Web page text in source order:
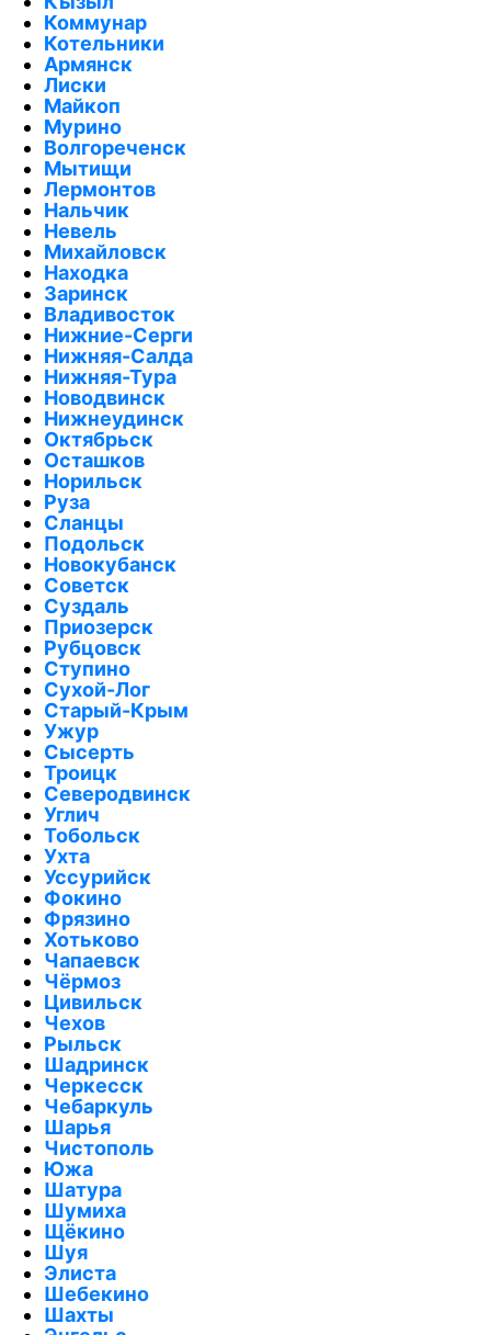
Коммунар
Котельники
Армянск
Лиски
Майкоп
Мурино
Волгореченск
Мытищи
Лермонтов
Нальчик
Невель
Михайловск
Находка
Заринск
Владивосток
Нижние-Серги
Нижняя-Салда
Нижняя-Тура
Новодвинск
Нижнеудинск
Октябрьск
Осташков
Норильск
Руза
Сланцы
Подольск
Новокубанск
Советск
Суздаль
Приозерск
Рубцовск
Ступино
Сухой-Лог
Старый-Крым
Ужур
Сысерть
Троицк
Северодвинск
Углич
Тобольск
Ухта
Уссурийск
Фокино
Фрязино
Хотьково
Чапаевск
Чёрмоз
Цивильск
Чехов
Рыльск
Шадринск
Черкесск
Чебаркуль
Шарья
Чистополь
Южа
Шатура
Шумиха
Щёкино
Шуя
Элиста
Шебекино
Шахты